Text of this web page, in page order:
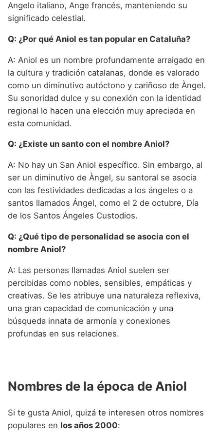
Angelo italiano, Ange francés, manteniendo su
significado celestial.
Q: ¿Por qué Aniol es tan popular en Cataluña?
A: Aniol es un nombre profundamente arraigado en
la cultura y tradición catalanas, donde es valorado
como un diminutivo autóctono y cariñoso de Àngel.
Su sonoridad dulce y su conexión con la identidad
regional lo hacen una elección muy apreciada en
esta comunidad.
Q: ¿Existe un santo con el nombre Aniol?
A: No hay un San Aniol específico. Sin embargo, al
ser un diminutivo de Àngel, su santoral se asocia
con las festividades dedicadas a los ángeles o a
santos llamados Ángel, como el 2 de octubre, Día
de los Santos Ángeles Custodios.
Q: ¿Qué tipo de personalidad se asocia con el
nombre Aniol?
A: Las personas llamadas Aniol suelen ser
percibidas como nobles, sensibles, empáticas y
creativas. Se les atribuye una naturaleza reflexiva,
una gran capacidad de comunicación y una
búsqueda innata de armonía y conexiones
profundas en sus relaciones.
Nombres de la época de Aniol
Si te gusta Aniol, quizá te interesen otros nombres
populares en los años 2000: